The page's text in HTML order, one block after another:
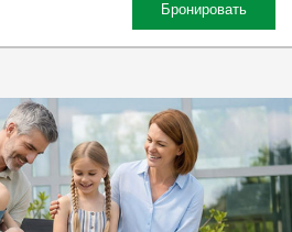
Бронировать